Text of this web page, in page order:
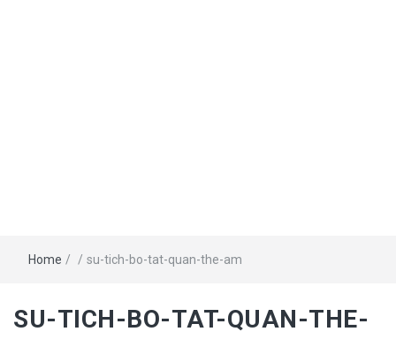
Home / / su-tich-bo-tat-quan-the-am
SU-TICH-BO-TAT-QUAN-THE-